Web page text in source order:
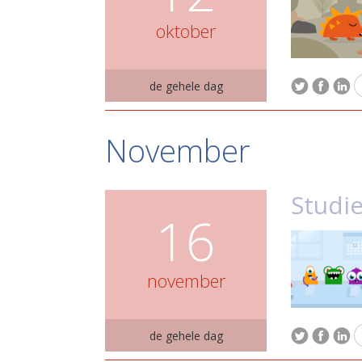
oktober
de gehele dag
November
16
november
de gehele dag